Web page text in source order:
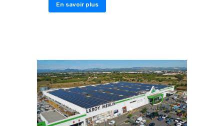
En savoir plus